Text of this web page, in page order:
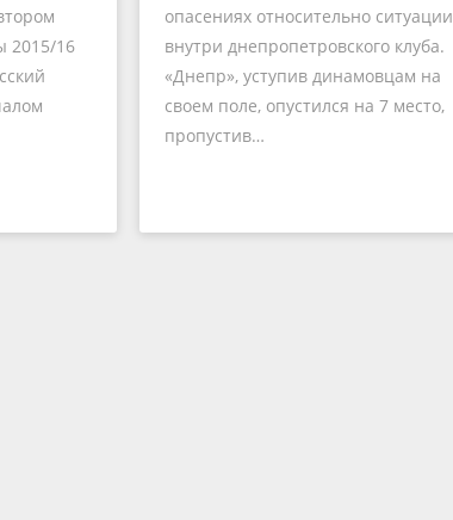
2015/16
опасениях относительно ситуации
внутри днепропетровского клуба.
«Днепр», уступив динамовцам на
своем поле, опустился на 7 место,
пропустив…